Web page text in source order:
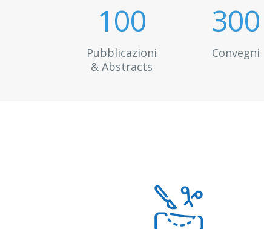
100
Pubblicazioni
& Abstracts
300
Convegni